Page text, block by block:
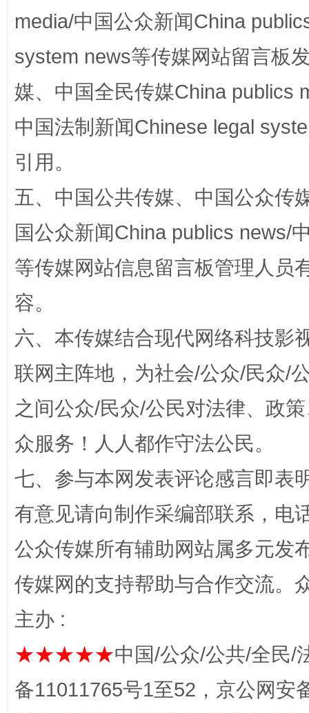
完善运行机制助力责任有效落实 一纸欠
东山县通报“牛蛙产品抗生素超标问题” 法
media/中国公众新闻China
system news等传媒网站留言板
媒、中国全民传媒China publics
中国法制新闻Chinese legal
引用。
五、中国公共传媒、中国公众传
国公众新闻China publics news/
等传媒网站信息留言板管理人员
容。
六、本传媒结合现代网络科技影
联网主阵地，为社会/公众/民众/
之间公众/民众/公民对法律、政
众服务！人人都作守法公民。
七、参与本网发表评论感言即表
有意见请向制作采编部联系，电
公众传媒所有辅助网站属多元发
传媒网的支持帮助与合作交流。
主办 :
★★★★★中国/公众/公共/全民/
备11011765号1至52，京公网安